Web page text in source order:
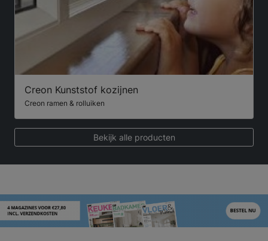
Creon Kunststof kozijnen
Creon ramen & rolluiken
Bekijk alle producten